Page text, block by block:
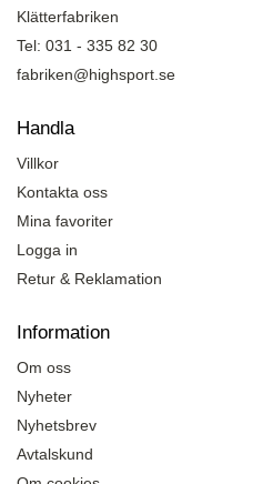
Klätterfabriken
Tel: 031 - 335 82 30
fabriken@highsport.se
Handla
Villkor
Kontakta oss
Mina favoriter
Logga in
Retur & Reklamation
Information
Om oss
Nyheter
Nyhetsbrev
Avtalskund